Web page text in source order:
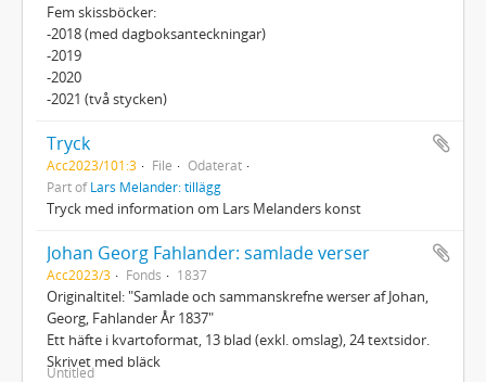
Fem skissböcker:
-2018 (med dagboksanteckningar)
-2019
-2020
-2021 (två stycken)
Tryck
Acc2023/101:3 File
Odaterat
Part ofLars Melander: tillägg
Tryck med information om Lars Melanders konst
Johan Georg Fahlander: samlade verser
Acc2023/3 Fonds 1837
Originaltitel: "Samlade och sammanskrefne werser af Johan,
Georg, Fahlander År 1837"
Ett häfte i kvartoformat, 13 blad (exkl. omslag), 24 textsidor.
Skrivet med bläck
Untitled